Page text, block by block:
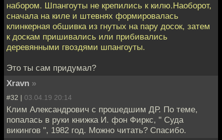
набором. Шпангоуты не крепились к килю.Наоборот,
сначала на киле и штевнях формировалась
клинкерная обшивка из гнутых на пару досок, затем
к доскам пришивались или прибивались
деревянными гвоздями шпангоуты.
Это ты сам придумал?
Xravn »
#32 | 03.04.19 20:14
Клим Александрович с прошедшим ДР. По теме,
попалась в руки книжка И. фон Фиркс, " Суда
викингов ", 1982 год. Можно читать? Спасибо.